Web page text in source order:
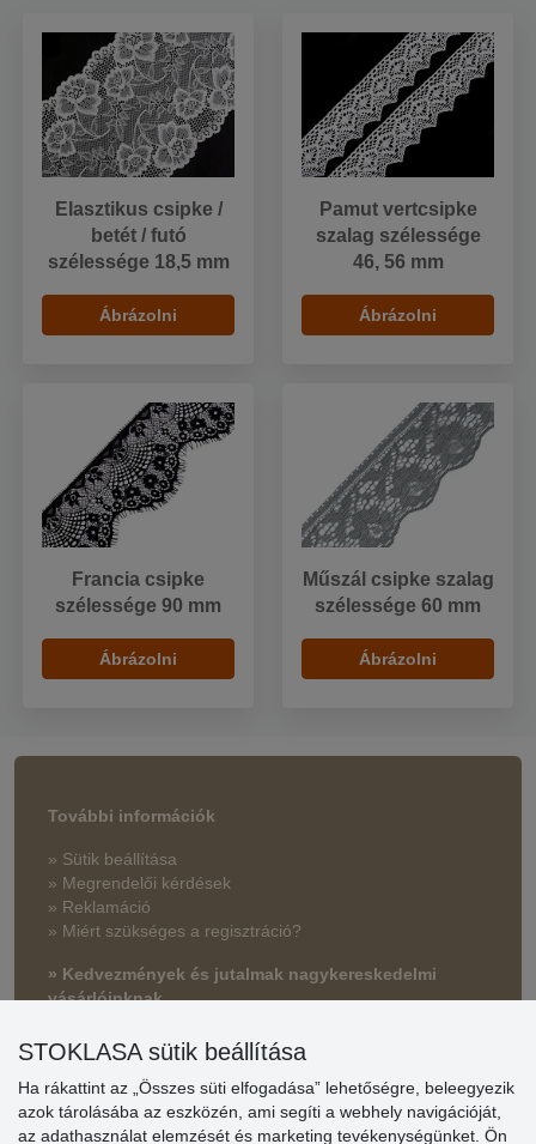
Elasztikus csipke /
betét / futó
szélessége 18,5 mm
Ábrázolni
Pamut vertcsipke
szalag szélessége
46, 56 mm
Ábrázolni
Francia csipke
szélessége 90 mm
Ábrázolni
Műszál csipke szalag
szélessége 60 mm
Ábrázolni
További információk
» Sütik beállítása
» Megrendelői kérdések
» Reklamáció
» Miért szükséges a regisztráció?
» Kedvezmények és jutalmak nagykereskedelmi
vásárlóinknak
» Súgó
Vásárlók
STOKLASA sütik beállítása
Ha rákattint az „Összes süti elfogadása” lehetőségre, beleegyezik
azok tárolásába az eszközén, ami segíti a webhely navigációját,
az adathasználat elemzését és marketing tevékenységünket. Ön